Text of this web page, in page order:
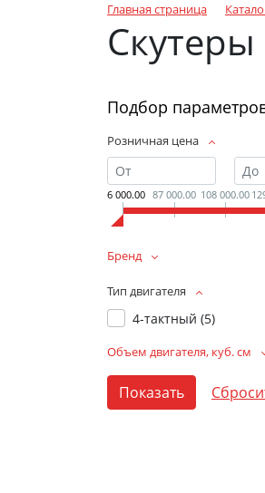
Главная страница
Скутеры
Подбор
Розничная цена
66 000.00 87 000.00 108 000.00
Бренд
Тип двигателя
4-тактный (5)
Объем двигателя, куб. см